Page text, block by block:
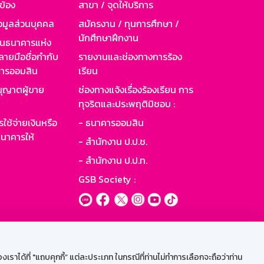
ได้ที่ "แถบคุกกี้” แต่ละประเภท ในกรณีที่ท่านไม่ทำการเลือกจะถือว่าท่าน
อง
มูลส่วนบุคคล
นาคารแห่ง
ายมือชื่อกำกับ
รออมสิน
ญาตผู้ขาย
ช้จ่ายเงินหรือ
คารให้
สาขา / จุดให้บริการ
สมัครงาน / ทุนการศึกษา /
นักศึกษาฝึกงาน
รายงานและช่องทางการร้อง
เรียน
ช่องทางแจ้งเรื่องร้องเรียน การ
ทุจริตและประพฤติมิชอบ :
- ธนาคารออมสิน
- สำนักงาน ป.ป.ช.
- สำนักงาน ป.ป.ท.
GSB Society :